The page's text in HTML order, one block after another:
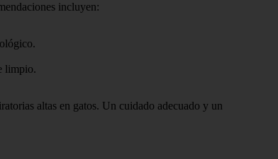
incluyen:
limpio.
altas en gatos. Un cuidado adecuado y un